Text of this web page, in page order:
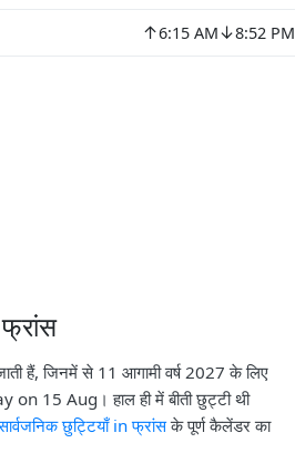
↑6:15 AM↓8:52 PM
हैं, जिनमें से 11 आगामी वर्ष 2027 के लिए
on 15 Aug। हाल ही में बीती छुट्टी थी
छुट्टियाँ in फ्रांसके पूर्ण कैलेंडर का